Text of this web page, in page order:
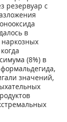
резервуар с
в
(8%) в
значений,